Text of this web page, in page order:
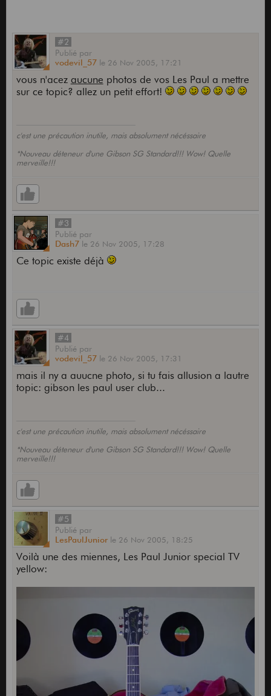
#2
Publié par
vodevil_57 le 26 Nov 2005, 17:21
vous n'acez aucune photos de vos Les Paul a mettre
sur ce topic? allez un petit effort!
c'est une précaution inutile, mais absolument nécéssaire
*Nouveau déteneur d'une Gibson SG Standard!!! Wow! Quelle
merveille!!!
#3
Publié par
Dash7 le 26 Nov 2005, 17:28
Ce topic existe déjà
#4
Publié par
vodevil_57 le 26 Nov 2005, 17:31
mais il ny a auucne photo, si tu fais allusion a lautre
topic: gibson les paul user club...
c'est une précaution inutile, mais absolument nécéssaire
*Nouveau déteneur d'une Gibson SG Standard!!! Wow! Quelle
merveille!!!
#5
Publié par
LesPaulJunior le 26 Nov 2005, 18:25
Voilà une des miennes, Les Paul Junior special TV
yellow: